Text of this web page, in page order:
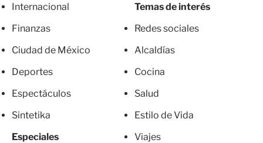
Internacional
Finanzas
Ciudad de México
Deportes
Espectáculos
Sintetika
Especiales
Temas de interés
Redes sociales
Alcaldías
Cocina
Salud
Estilo de Vida
Viajes